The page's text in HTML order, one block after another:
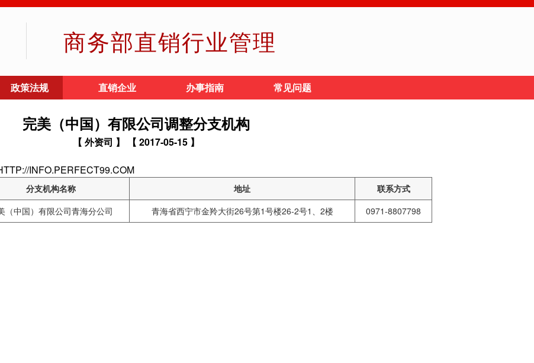
商务部直销行业管理
政策法规 直销企业 办事指南 常见问题
完美（中国）有限公司调整分支机构
【 外资司 】 【 2017-05-15 】
INFO.PERFECT99.COM
分支机构名称 地址
联系方式
（中国）有限公司青海分公司 青海省西宁市金羚大街26号第1号楼26-2号1、2楼 0971-8807798